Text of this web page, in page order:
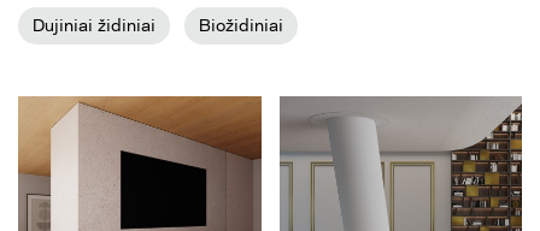
Dujiniai židiniai Biožidiniai